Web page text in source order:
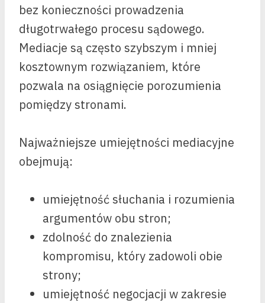
bez konieczności prowadzenia
długotrwałego procesu sądowego.
Mediacje są często szybszym i mniej
kosztownym rozwiązaniem, które
pozwala na osiągnięcie porozumienia
pomiędzy stronami.
Najważniejsze umiejętności mediacyjne
obejmują:
umiejętność słuchania i rozumienia
argumentów obu stron;
zdolność do znalezienia
kompromisu, który zadowoli obie
strony;
umiejętność negocjacji w zakresie